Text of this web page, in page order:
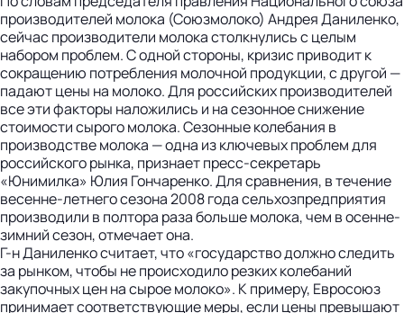
производителей молока (Союз­молоко) Андрея Даниленко,
сей­час производители молока столкнулись с целым
набором проблем. С одной стороны, кризис приводит к
сокращению потребления молочной продукции, с другой —
падают цены на молоко. Для российских производителей
все эти факторы наложились и на сезонное снижение
стоимости сырого молока. Сезонные колебания в
производстве молока — одна из ключевых проблем для
российского рынка, признает пресс-секретарь
«Юнимилка» Юлия Гончаренко. Для сравнения, в течение
весенне-летнего сезона 2008 года сельхозпредприятия
производили в полтора раза больше молока, чем в осенне-
зимний сезон, отмечает она.
Г-н Даниленко считает, что «государство должно следить
за рынком, чтобы не происходило резких колебаний
закупочных цен на сырое молоко». К примеру, Евро­союз
принимает соответствующие меры, если цены превышают